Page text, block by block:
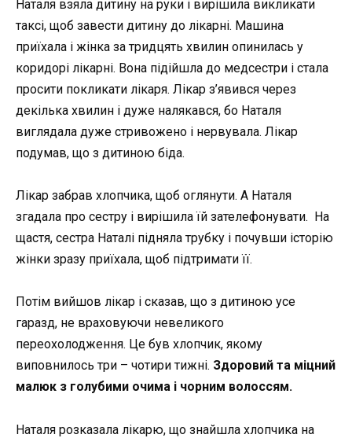
Наталя взяла дитину на руки і вирішила викликати
таксі, щоб завести дитину до лікарні. Машина
приїхала і жінка за тридцять хвилин опинилась у
коридорі лікарні. Вона підійшла до медсестри і стала
просити покликати лікаря. Лікар з’явився через
декілька хвилин і дуже налякався, бо Наталя
виглядала дуже стривожено і нервувала. Лікар
подумав, що з дитиною біда.
Лікар забрав хлопчика, щоб оглянути. А Наталя
згадала про сестру і вирішила їй зателефонувати. На
щастя, сестра Наталі підняла трубку і почувши історію
жінки зразу приїхала, щоб підтримати її.
Потім вийшов лікар і сказав, що з дитиною усе
гаразд, не враховуючи невеликого
переохолодження. Це був хлопчик, якому
виповнилось три – чотири тижні. Здоровий та міцний
малюк з голубими очима і чорним волоссям.
Наталя розказала лікарю, що знайшла хлопчика на